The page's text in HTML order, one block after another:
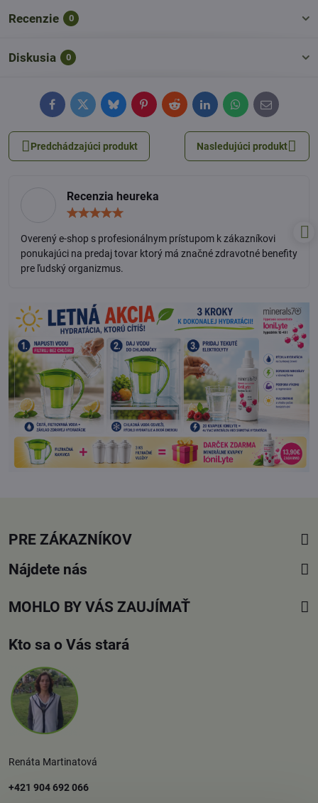
Recenzie 0
Diskusia 0
FacebookTwitterBlueskyPinterestRedditLinkedInWhatsApp
E-
mail
Predchádzajúci produkt Nasledujúci produkt
Recenzia heureka
5
Overený e-shop s profesionálnym prístupom k zákazníkovi
ponukajúci na predaj tovar ktorý má značné zdravotné benefity
pre ľudský organizmus.
PRE ZÁKAZNÍKOV
Nájdete nás
MOHLO BY VÁS ZAUJÍMAŤ
Kto sa o Vás stará
Renáta Martinatová
+421 904 692 066